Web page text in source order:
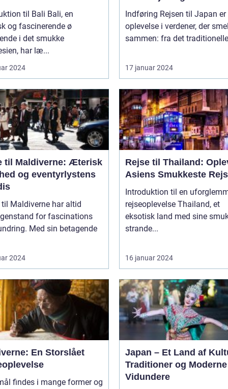
til Bali Bali, en
og fascinerende ø
i det smukke
har læ...
2024
Indføring Rejsen til Japan er en
oplevelse i verdener, der
sammen: fra det
17 januar 2024
til Maldiverne: Æterisk
og eventyrlystens
til Maldiverne har altid
for fascinations
Med sin betagende
2024
Rejse til Thailand:
Asiens Smukkeste
Introduktion til en
rejseoplevelse Thailand, et
eksotisk land med sine
strande...
16 januar 2024
En Storslået
findes i mange former og
Japan – Et Land af
Traditioner og Moderne
Vidundere